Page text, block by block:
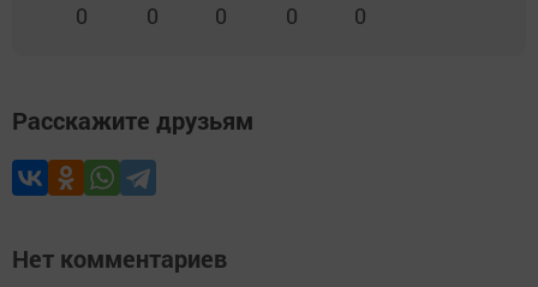
0 0 0 0 0
Расскажите друзьям
Нет комментариев